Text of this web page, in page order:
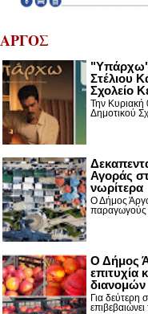
ΑΡΓΟΣ
"Υπάρχω":
Στέλιου
Σχολείο
Την Κυριακή
Δημοτικού
Αγοράς
νωρίτερα
Ο Δήμος
παραγωγούς
Ο Δήμος
επιτυχία
Για
επιβεβαιώνει